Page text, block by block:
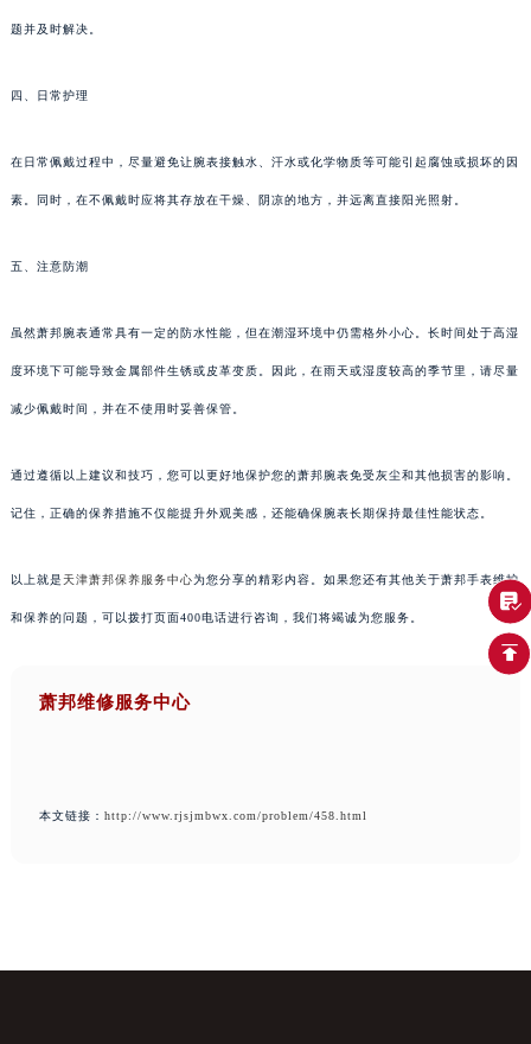
题并及时解决。
四、日常护理
在日常佩戴过程中，尽量避免让腕表接触水、汗水或化学物质等可能引起腐蚀或损坏的因
素。同时，在不佩戴时应将其存放在干燥、阴凉的地方，并远离直接阳光照射。
五、注意防潮
虽然萧邦腕表通常具有一定的防水性能，但在潮湿环境中仍需格外小心。长时间处于高湿
度环境下可能导致金属部件生锈或皮革变质。因此，在雨天或湿度较高的季节里，请尽量
减少佩戴时间，并在不使用时妥善保管。
通过遵循以上建议和技巧，您可以更好地保护您的萧邦腕表免受灰尘和其他损害的影响。
记住，正确的保养措施不仅能提升外观美感，还能确保腕表长期保持最佳性能状态。
以上就是天津萧邦保养服务中心为您分享的精彩内容。如果您还有其他关于萧邦手表维护
和保养的问题，可以拨打页面400电话进行咨询，我们将竭诚为您服务。
萧邦维修服务中心
本文链接： http://www.rjsjmbwx.com/problem/458.html